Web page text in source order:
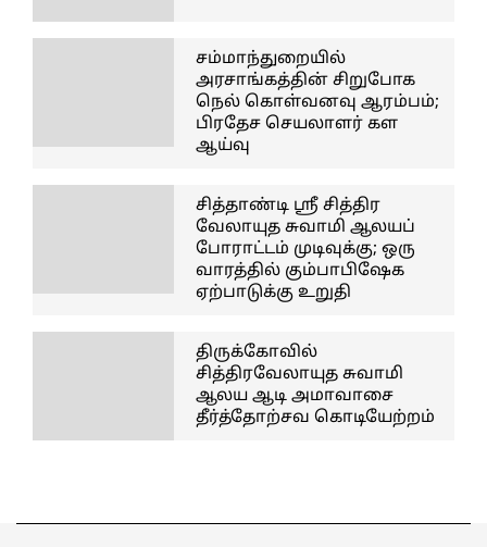
சம்மாந்துறையில்
அரசாங்கத்தின் சிறுபோக
நெல் கொள்வனவு ஆரம்பம்;
பிரதேச செயலாளர் கள
ஆய்வு
சித்தாண்டி ஸ்ரீ சித்திர
வேலாயுத சுவாமி ஆலயப்
போராட்டம் முடிவுக்கு; ஒரு
வாரத்தில் கும்பாபிஷேக
ஏற்பாடுக்கு உறுதி
திருக்கோவில்
சித்திரவேலாயுத சுவாமி
ஆலய ஆடி அமாவாசை
தீர்த்தோற்சவ கொடியேற்றம்